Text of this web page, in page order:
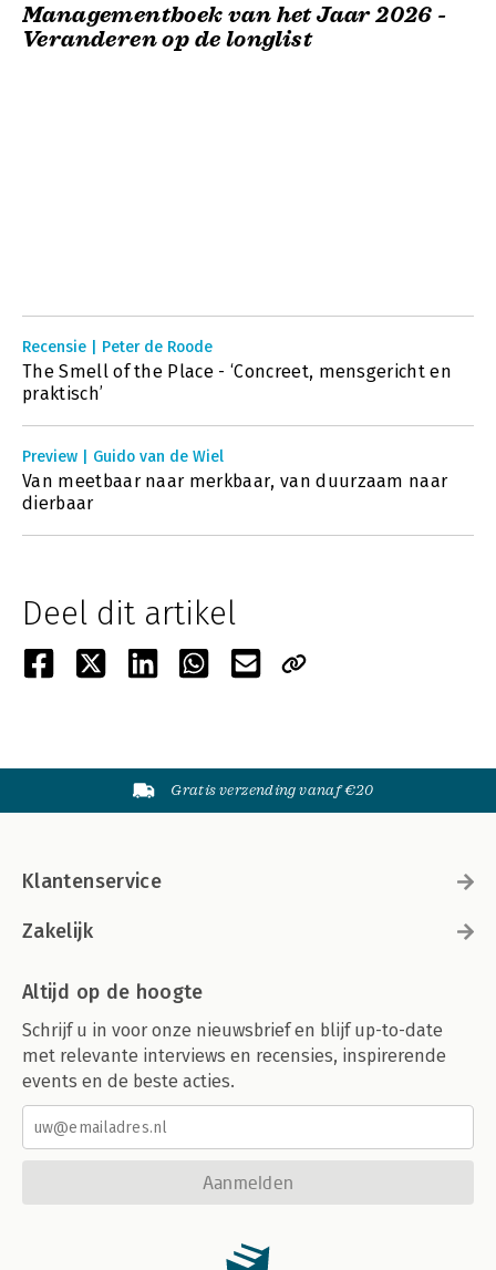
Managementboek van het Jaar 2026 -
Veranderen op de longlist
Recensie | Peter de Roode
The Smell of the Place - ‘Concreet, mensgericht en
praktisch’
Preview | Guido van de Wiel
Van meetbaar naar merkbaar, van duurzaam naar
dierbaar
Deel dit artikel
Gratis verzending vanaf €20
Klantenservice
Zakelijk
Altijd op de hoogte
Schrijf u in voor onze nieuwsbrief en blijf up-to-date
met relevante interviews en recensies, inspirerende
events en de beste acties.
Aanmelden